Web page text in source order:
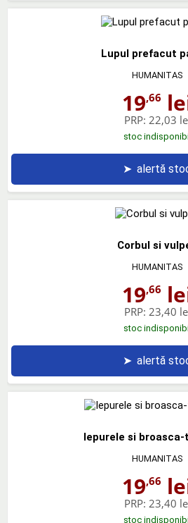
Lupul prefacut
HUMANITAS
19,66
PRP: 22,03
stoc
➤ alertă
Corbul si
HUMANITAS
19,66
PRP: 23,40
stoc
➤ alertă
Iepurele si
HUMANITAS
19,66
PRP: 23,40
stoc